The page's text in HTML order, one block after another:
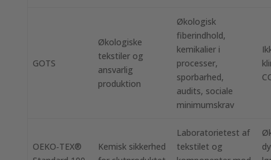
GOTS
Økologiske
tekstiler og
ansvarlig
produktion
Økologisk
fiberindhold,
kemikalier i
processer,
sporbarhed,
audits, sociale
minimumskrav
OEKO‑TEX®
Kemisk sikkerhed
Laboratorietest af
tekstilet og